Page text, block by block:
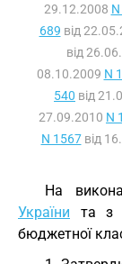
29.12.2008
689 від
від
08.10.2009 N
540 від
27.09.2010 N
N 1567від
На
України та з
бюджетної